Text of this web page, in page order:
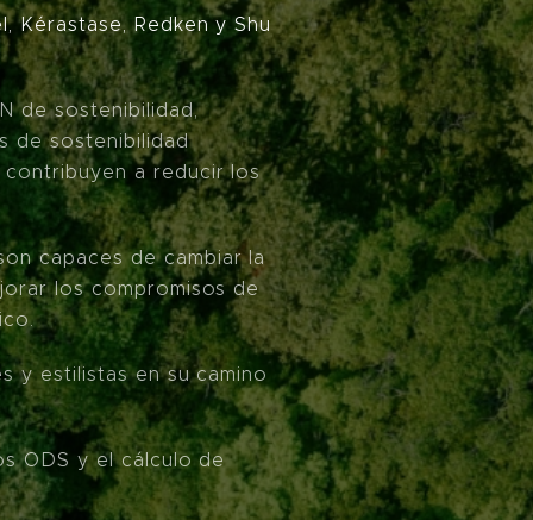
Kérastase, Redken y Shu
de sostenibilidad,
de sostenibilidad
a reducir los
capaces de cambiar la
los compromisos de
y estilistas en su camino
ODS y el cálculo de